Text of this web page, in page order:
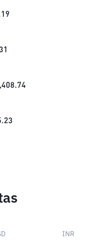
INR